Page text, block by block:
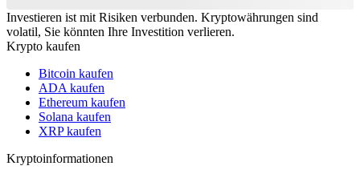
Investieren ist mit Risiken verbunden. Kryptowährungen sind
volatil, Sie könnten Ihre Investition verlieren.
Krypto kaufen
Bitcoin kaufen
ADA kaufen
Ethereum kaufen
Solana kaufen
XRP kaufen
Kryptoinformationen